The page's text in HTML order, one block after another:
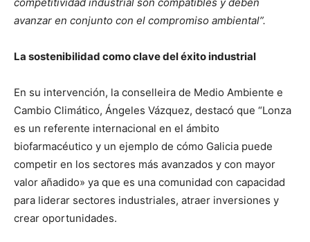
avanzar en conjunto con el compromiso ambiental”.
La sostenibilidad como clave del éxito industrial
En su intervención, la conselleira de Medio Ambiente e
Cambio Climático, Ángeles Vázquez, destacó que “Lonza
es un referente internacional en el ámbito
biofarmacéutico y un ejemplo de cómo Galicia puede
competir en los sectores más avanzados y con mayor
valor añadido» ya que es una comunidad con capacidad
para liderar sectores industriales, atraer inversiones y
crear oportunidades.